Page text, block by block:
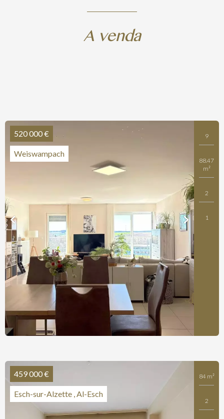
A venda
520 000 €
Weiswampach
9
88.47
m²
2
1
459 000 €
Esch-sur-Alzette , Al-Esch
84 m²
2